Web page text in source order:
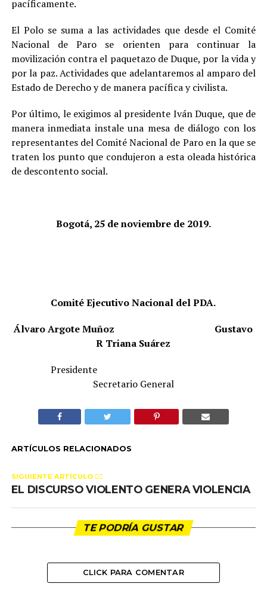
pacíficamente.
El Polo se suma a las actividades que desde el Comité
Nacional de Paro se orienten para continuar la
movilización contra el paquetazo de Duque, por la vida y
por la paz. Actividades que adelantaremos al amparo del
Estado de Derecho y de manera pacífica y civilista.
Por último, le exigimos al presidente Iván Duque, que de
manera inmediata instale una mesa de diálogo con los
representantes del Comité Nacional de Paro en la que se
traten los punto que condujeron a esta oleada histórica
de descontento social.
Bogotá, 25 de noviembre de 2019.
Comité Ejecutivo Nacional del PDA.
Álvaro Argote Muñoz
Gustavo
R Triana Suárez
Presidente
Secretario General
ARTÍCULOS RELACIONADOS
SIGUIENTE ARTÍCULO 👈🏻
EL DISCURSO VIOLENTO GENERA VIOLENCIA
TE PODRÍA GUSTAR
CLICK PARA COMENTAR